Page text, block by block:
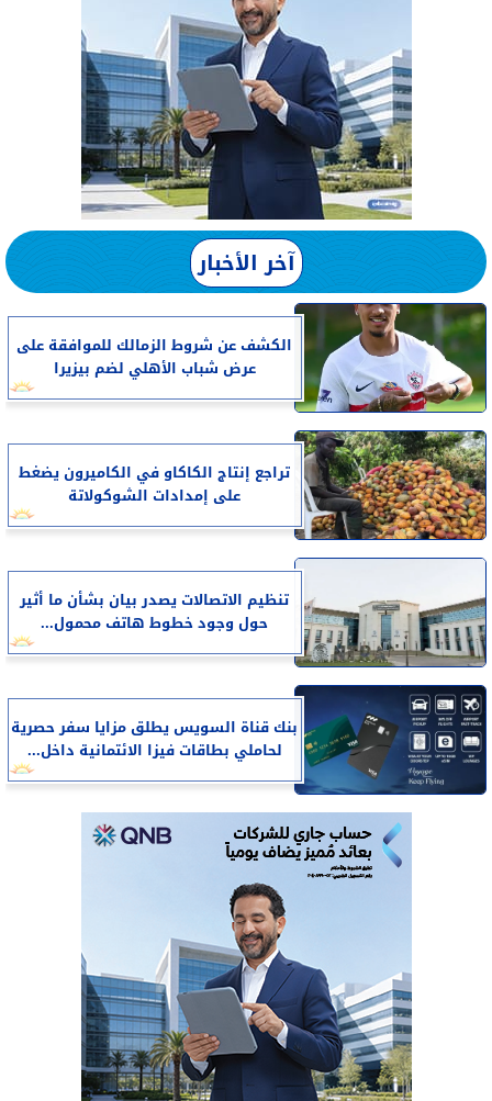
آخر الأخبار
الكشف عن شروط الزمالك للموافقة على
عرض شباب الأهلي لضم بيزيرا
تراجع إنتاج الكاكاو في الكاميرون يضغط
على إمدادات الشوكولاتة
تنظيم الاتصالات يصدر بيان بشأن ما أثير
حول وجود خطوط هاتف محمول...
بنك قناة السويس يطلق مزايا سفر حصرية
لحاملي بطاقات فيزا الائتمانية داخل...